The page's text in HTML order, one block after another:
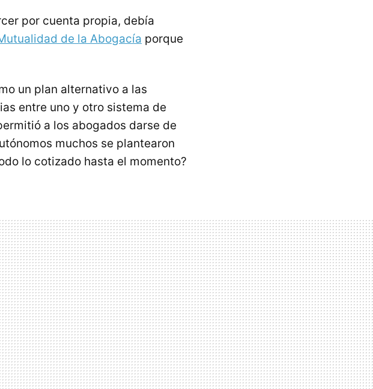
por cuenta propia, debía
de la Abogacía porque
un plan alternativo a las
entre uno y otro sistema de
a los abogados darse de
muchos se plantearon
lo cotizado hasta el momento?